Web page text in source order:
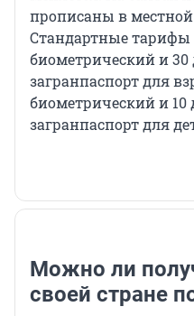
прописаны в
Стандартные тарифы
биометрический и
загранпаспорт для
биометрический и
загранпаспорт для
Можно ли
своей стране